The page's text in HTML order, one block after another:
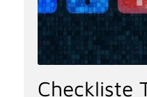
Checkliste